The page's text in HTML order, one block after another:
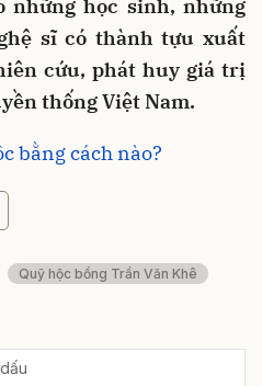
những học sinh, những
sĩ có thành tựu xuất
cứu, phát huy giá trị
thống Việt Nam.
bằng cách nào?
Quỹ hộc bổng Trần Văn Khê